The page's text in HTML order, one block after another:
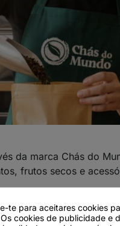
da marca Chás do
frutos secos e
para
te para aceitares cookies
cookies de publicidade e